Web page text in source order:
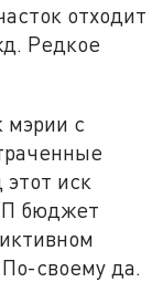
отходит
Редкое
мэрии с
иск
бюджет
своему да.